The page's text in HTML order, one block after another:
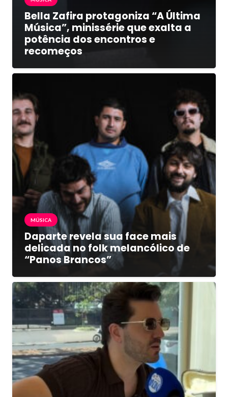
Bella Zafira protagoniza “A Última
Música”, minissérie que exalta a
potência dos encontros e
recomeços
MÚSICA
Daparte revela sua face mais
delicada no folk melancólico de
“Panos Brancos”